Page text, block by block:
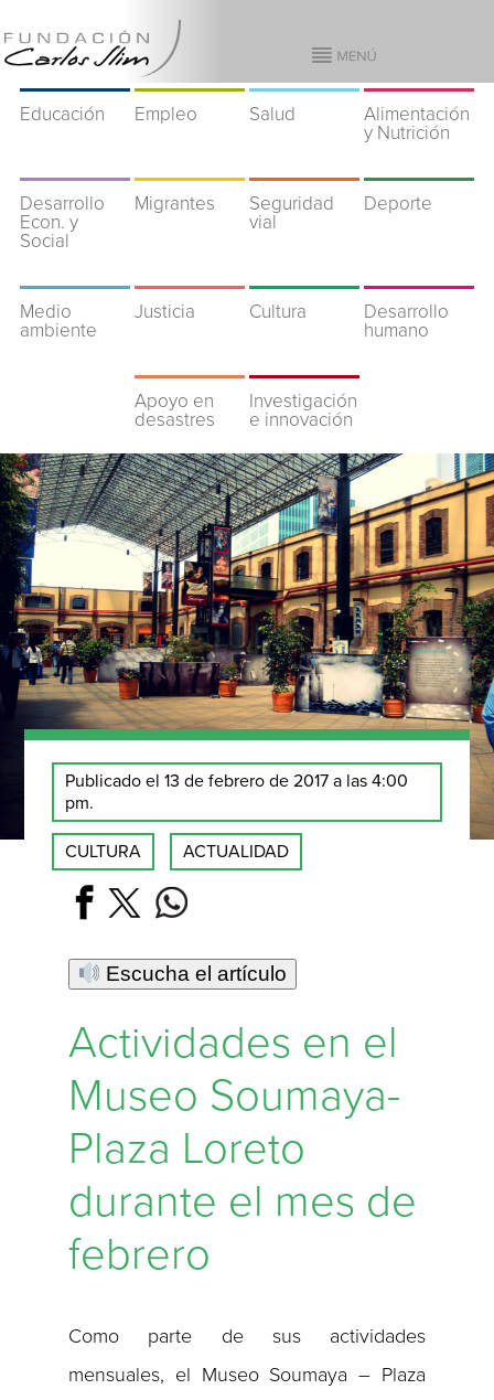
Educación Empleo Salud
Alimentación
y Nutrición
Desarrollo
Econ. y
Social
Migrantes
Seguridad
vial
Deporte
Medio
ambiente
Justicia Cultura
Desarrollo
humano
Apoyo en
desastres
Investigación
e innovación
Publicado el 13 de febrero de 2017 a las 4:00
pm.
CULTURA ACTUALIDAD
Escucha el artículo
Actividades en el
Museo Soumaya-
Plaza Loreto
durante el mes de
febrero
Como parte de sus actividades
mensuales, el Museo Soumaya – Plaza